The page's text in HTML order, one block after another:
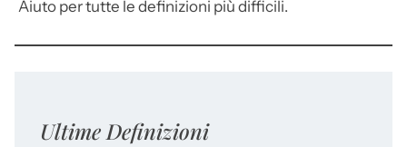
Aiuto per tutte le definizioni più difficili.
Ultime Definizioni